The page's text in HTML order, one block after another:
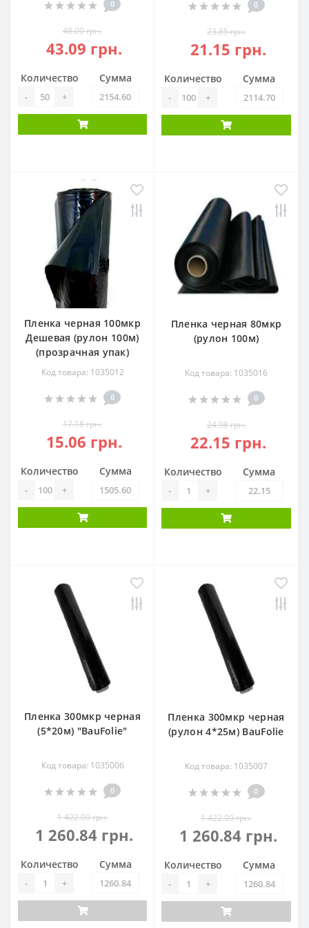
0
48.00 грн.
43.09 грн.
Количество
- +
Сумма
0
23.85 грн.
21.15 грн.
Количество
- +
Сумма
Пленка черная 100мкр
Дешевая (рулон 100м)
(прозрачная упак)
Код товара: 1035012
0
17.18 грн.
15.06 грн.
Количество
- +
Сумма
Пленка черная 80мкр
(рулон 100м)
Код товара: 1035016
0
24.98 грн.
22.15 грн.
Количество
- +
Сумма
Пленка 300мкр черная
(5*20м) "BauFolie"
Код товара: 1035006
0
1 422.00 грн.
1 260.84 грн.
Количество
- +
Сумма
Пленка 300мкр черная
(рулон 4*25м) BauFolie
Код товара: 1035007
0
1 422.00 грн.
1 260.84 грн.
Количество
- +
Сумма